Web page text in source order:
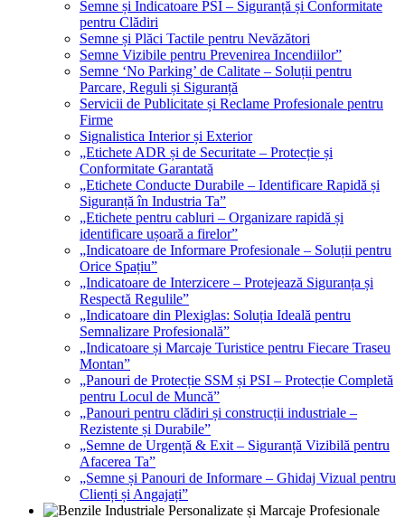
Semne și Indicatoare PSI – Siguranță și Conformitate
pentru Clădiri
Semne și Plăci Tactile pentru Nevăzători
Semne Vizibile pentru Prevenirea Incendiilor”
Semne ‘No Parking’ de Calitate – Soluții pentru
Parcare, Reguli și Siguranță
Servicii de Publicitate și Reclame Profesionale pentru
Firme
Signalistica Interior și Exterior
„Etichete ADR și de Securitate – Protecție și
Conformitate Garantată
„Etichete Conducte Durabile – Identificare Rapidă și
Siguranță în Industria Ta”
„Etichete pentru cabluri – Organizare rapidă și
identificare ușoară a firelor”
„Indicatoare de Informare Profesionale – Soluții pentru
Orice Spațiu”
„Indicatoare de Interzicere – Protejează Siguranța și
Respectă Regulile”
„Indicatoare din Plexiglas: Soluția Ideală pentru
Semnalizare Profesională”
„Indicatoare și Marcaje Turistice pentru Fiecare Traseu
Montan”
„Panouri de Protecție SSM și PSI – Protecție Completă
pentru Locul de Muncă”
„Panouri pentru clădiri și construcții industriale –
Rezistente și Durabile”
„Semne de Urgență & Exit – Siguranță Vizibilă pentru
Afacerea Ta”
„Semne și Panouri de Informare – Ghidaj Vizual pentru
Clienți și Angajați”